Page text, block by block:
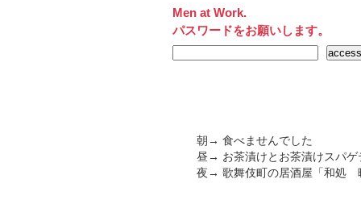
Men at Work.
パスワードをお願いします。
朝→ 食べませんでした
昼→ お茶漬けとお茶漬けスパゲ
夜→ 歌舞伎町の居酒屋「和処